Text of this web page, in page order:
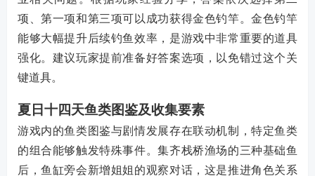
项、第一项和第三项可以成功获得金色钓竿。金色钓竿
能够大幅提升后续钓鱼效率，是游戏中非常重要的道具
强化。建议玩家提前准备好答案选项，以免错过这个关
键道具。
夏日十四天鱼类图鉴及收集要素
游戏内的鱼类图鉴与剧情发展存在联动机制，特定鱼类
的组合能够触发特殊事件。集齐栈桥渔场的三种基础鱼
后，鱼缸旁会新增姐姐的观察对话，这是推进角色关系